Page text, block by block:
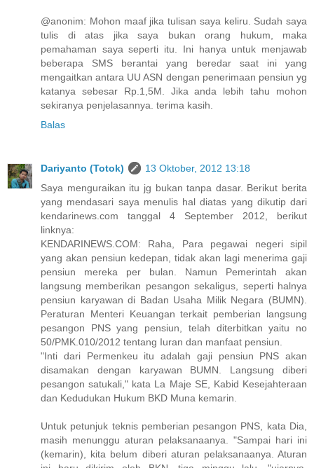
@anonim: Mohon maaf jika tulisan saya keliru. Sudah saya
tulis di atas jika saya bukan orang hukum, maka
pemahaman saya seperti itu. Ini hanya untuk menjawab
beberapa SMS berantai yang beredar saat ini yang
mengaitkan antara UU ASN dengan penerimaan pensiun yg
katanya sebesar Rp.1,5M. Jika anda lebih tahu mohon
sekiranya penjelasannya. terima kasih.
Balas
Dariyanto (Totok)
13 Oktober, 2012 13:18
Saya menguraikan itu jg bukan tanpa dasar. Berikut berita
yang mendasari saya menulis hal diatas yang dikutip dari
kendarinews.com tanggal 4 September 2012, berikut
linknya:
KENDARINEWS.COM: Raha, Para pegawai negeri sipil
yang akan pensiun kedepan, tidak akan lagi menerima gaji
pensiun mereka per bulan. Namun Pemerintah akan
langsung memberikan pesangon sekaligus, seperti halnya
pensiun karyawan di Badan Usaha Milik Negara (BUMN).
Peraturan Menteri Keuangan terkait pemberian langsung
pesangon PNS yang pensiun, telah diterbitkan yaitu no
50/PMK.010/2012 tentang Iuran dan manfaat pensiun.
"Inti dari Permenkeu itu adalah gaji pensiun PNS akan
disamakan dengan karyawan BUMN. Langsung diberi
pesangon satukali," kata La Maje SE, Kabid Kesejahteraan
dan Kedudukan Hukum BKD Muna kemarin.
Untuk petunjuk teknis pemberian pesangon PNS, kata Dia,
masih menunggu aturan pelaksanaanya. "Sampai hari ini
(kemarin), kita belum diberi aturan pelaksanaanya. Aturan